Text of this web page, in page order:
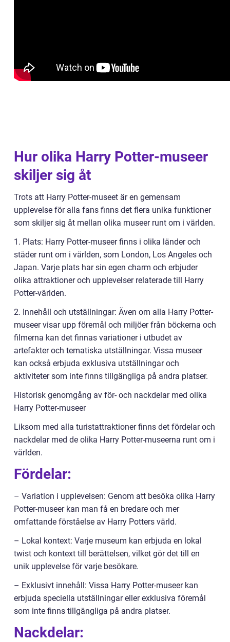
Hur olika Harry Potter-museer
skiljer sig åt
Trots att Harry Potter-museet är en gemensam
upplevelse för alla fans finns det flera unika funktioner
som skiljer sig åt mellan olika museer runt om i världen.
1. Plats: Harry Potter-museer finns i olika länder och
städer runt om i världen, som London, Los Angeles och
Japan. Varje plats har sin egen charm och erbjuder
olika attraktioner och upplevelser relaterade till Harry
Potter-världen.
2. Innehåll och utställningar: Även om alla Harry Potter-
museer visar upp föremål och miljöer från böckerna och
filmerna kan det finnas variationer i utbudet av
artefakter och tematiska utställningar. Vissa museer
kan också erbjuda exklusiva utställningar och
aktiviteter som inte finns tillgängliga på andra platser.
Historisk genomgång av för- och nackdelar med olika
Harry Potter-museer
Liksom med alla turistattraktioner finns det fördelar och
nackdelar med de olika Harry Potter-museerna runt om i
världen.
Fördelar:
– Variation i upplevelsen: Genom att besöka olika Harry
Potter-museer kan man få en bredare och mer
omfattande förståelse av Harry Potters värld.
– Lokal kontext: Varje museum kan erbjuda en lokal
twist och kontext till berättelsen, vilket gör det till en
unik upplevelse för varje besökare.
– Exklusivt innehåll: Vissa Harry Potter-museer kan
erbjuda speciella utställningar eller exklusiva föremål
som inte finns tillgängliga på andra platser.
Nackdelar: